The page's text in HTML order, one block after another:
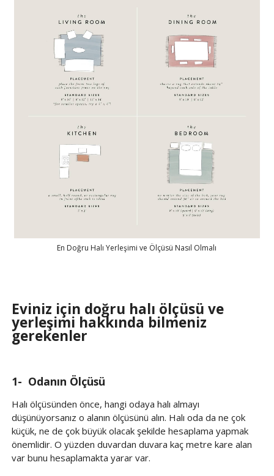
En Doğru Halı Yerleşimi ve Ölçüsü Nasıl Olmalı
Eviniz için doğru halı ölçüsü ve
yerleşimi hakkında bilmeniz
gerekenler
1- Odanın Ölçüsü
Halı ölçüsünden önce, hangi odaya halı almayı
düşünüyorsanız o alanın ölçüsünü alın. Halı oda da ne çok
küçük, ne de çok büyük olacak şekilde hesaplama yapmak
önemlidir. O yüzden duvardan duvara kaç metre kare alan
var bunu hesaplamakta yarar var.